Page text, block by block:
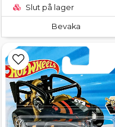
Slut på lager
Bevaka